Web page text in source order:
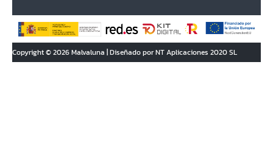
Copyright © 2026 Malvaluna | Diseñado por NT Aplicaciones 2020 SL